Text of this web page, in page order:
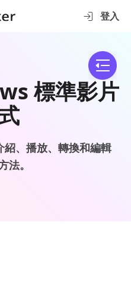
登入
標準影片
、播放、轉換和編輯
法。